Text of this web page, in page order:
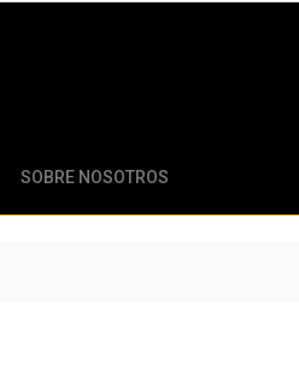
SOBRE NOSOTROS